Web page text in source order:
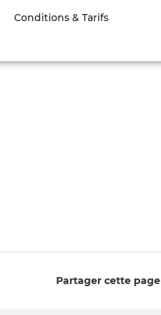
Conditions & Tarifs
Partager cette page